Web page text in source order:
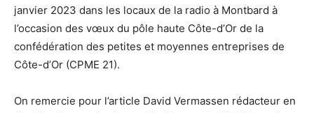
janvier 2023 dans les locaux de la radio à Montbard à
l’occasion des vœux du pôle haute Côte-d’Or de la
confédération des petites et moyennes entreprises de
Côte-d’Or (CPME 21).
On remercie pour l’article David Vermassen rédacteur en